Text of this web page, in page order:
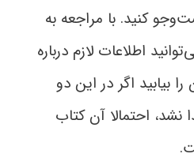
کنید. با مراجعه به
اطلاعات لازم درباره
بیابید اگر در این دو
احتمالا آن کتاب